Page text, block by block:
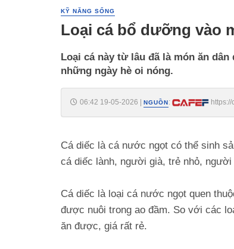
KỸ NĂNG SỐNG
Loại cá bổ dưỡng vào
Loại cá này từ lâu đã là món ăn
những ngày hè oi nóng.
06:42 19-05-2026 | NGUỒN:
Cá diếc là cá nước ngọt có thể sinh
cá diếc lành, người già, trẻ nhỏ,
Cá diếc là loại cá nước ngọt quen
được nuôi trong ao đầm. So với các
ăn được, giá rất rẻ.